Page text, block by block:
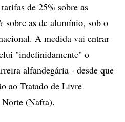
de 25% sobre as
sobre as de alumínio, sob o
A medida vai entrar
"indefinidamente" o
alfandegária - desde que
ao Tratado de Livre
(Nafta).